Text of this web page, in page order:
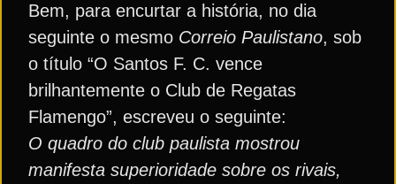
Bem, para encurtar a história, no dia
seguinte o mesmo Correio Paulistano, sob
o título “O Santos F. C. vence
brilhantemente o Club de Regatas
Flamengo”, escreveu o seguinte:
O quadro do club paulista mostrou
manifesta superioridade sobre os rivais,